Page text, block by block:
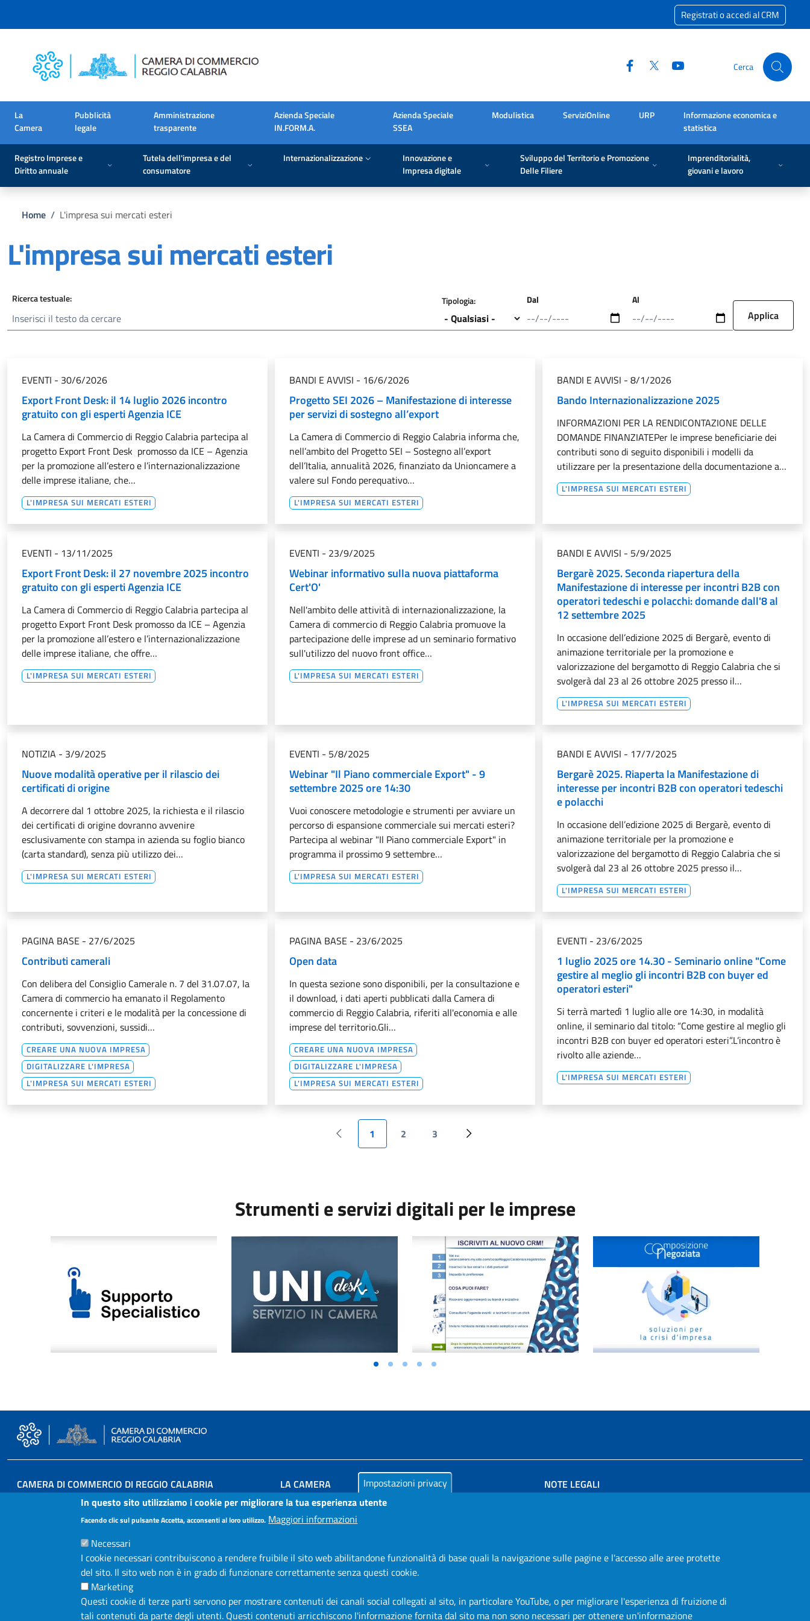
Registrati o accedi al CRM
Cerca
La
Camera
Pubblicità
legale
Amministrazione
trasparente
Azienda Speciale
IN.FORM.A.
Azienda Speciale
SSEA
Modulistica ServiziOnline URP
Informazione economica e
statistica
Registro Imprese e
Diritto annuale
Tutela dell'impresa e del
consumatore
Internazionalizzazione
Innovazione e
Impresa digitale
Sviluppo del Territorio e Promozione
Delle Filiere
Imprenditorialità,
giovani e lavoro
Briciole di pane
Home / L'impresa sui mercati esteri
L'impresa sui mercati esteri
Ricerca testuale: Tipologia:
Dal
Data
Al
Data
EVENTI - 30/6/2026
Export Front Desk: il 14 luglio 2026 incontro
gratuito con gli esperti Agenzia ICE
La Camera di Commercio di Reggio Calabria partecipa al
progetto Export Front Desk promosso da ICE – Agenzia
per la promozione all’estero e l’internazionalizzazione
delle imprese italiane, che…
L'IMPRESA SUI MERCATI ESTERI
BANDI E AVVISI - 16/6/2026
Progetto SEI 2026 – Manifestazione di interesse
per servizi di sostegno all’export
La Camera di Commercio di Reggio Calabria informa che,
nell’ambito del Progetto SEI – Sostegno all’export
dell’Italia, annualità 2026, finanziato da Unioncamere a
valere sul Fondo perequativo…
L'IMPRESA SUI MERCATI ESTERI
BANDI E AVVISI - 8/1/2026
Bando Internazionalizzazione 2025
INFORMAZIONI PER LA RENDICONTAZIONE DELLE
DOMANDE FINANZIATEPer le imprese beneficiarie dei
contributi sono di seguito disponibili i modelli da
utilizzare per la presentazione della documentazione a…
L'IMPRESA SUI MERCATI ESTERI
EVENTI - 13/11/2025
Export Front Desk: il 27 novembre 2025 incontro
gratuito con gli esperti Agenzia ICE
La Camera di Commercio di Reggio Calabria partecipa al
progetto Export Front Desk promosso da ICE – Agenzia
per la promozione all’estero e l’internazionalizzazione
delle imprese italiane, che offre…
L'IMPRESA SUI MERCATI ESTERI
EVENTI - 23/9/2025
Webinar informativo sulla nuova piattaforma
Cert'O'
Nell'ambito delle attività di internazionalizzazione, la
Camera di commercio di Reggio Calabria promuove la
partecipazione delle imprese ad un seminario formativo
sull'utilizzo del nuovo front office…
L'IMPRESA SUI MERCATI ESTERI
BANDI E AVVISI - 5/9/2025
Bergarè 2025. Seconda riapertura della
Manifestazione di interesse per incontri B2B con
operatori tedeschi e polacchi: domande dall'8 al
12 settembre 2025
In occasione dell’edizione 2025 di Bergarè, evento di
animazione territoriale per la promozione e
valorizzazione del bergamotto di Reggio Calabria che si
svolgerà dal 23 al 26 ottobre 2025 presso il…
L'IMPRESA SUI MERCATI ESTERI
NOTIZIA - 3/9/2025
Nuove modalità operative per il rilascio dei
certificati di origine
A decorrere dal 1 ottobre 2025, la richiesta e il rilascio
dei certificati di origine dovranno avvenire
esclusivamente con stampa in azienda su foglio bianco
(carta standard), senza più utilizzo dei…
L'IMPRESA SUI MERCATI ESTERI
EVENTI - 5/8/2025
Webinar "Il Piano commerciale Export" - 9
settembre 2025 ore 14:30
Vuoi conoscere metodologie e strumenti per avviare un
percorso di espansione commerciale sui mercati esteri?
Partecipa al webinar "Il Piano commerciale Export" in
programma il prossimo 9 settembre…
L'IMPRESA SUI MERCATI ESTERI
BANDI E AVVISI - 17/7/2025
Bergarè 2025. Riaperta la Manifestazione di
interesse per incontri B2B con operatori tedeschi
e polacchi
In occasione dell’edizione 2025 di Bergarè, evento di
animazione territoriale per la promozione e
valorizzazione del bergamotto di Reggio Calabria che si
svolgerà dal 23 al 26 ottobre 2025 presso il…
L'IMPRESA SUI MERCATI ESTERI
PAGINA BASE - 27/6/2025
Contributi camerali
Con delibera del Consiglio Camerale n. 7 del 31.07.07, la
Camera di commercio ha emanato il Regolamento
concernente i criteri e le modalità per la concessione di
contributi, sovvenzioni, sussidi…
CREARE UNA NUOVA IMPRESA
DIGITALIZZARE L'IMPRESA
L'IMPRESA SUI MERCATI ESTERI
PAGINA BASE - 23/6/2025
Open data
In questa sezione sono disponibili, per la consultazione e
il download, i dati aperti pubblicati dalla Camera di
commercio di Reggio Calabria, riferiti all'economia e alle
imprese del territorio.Gli…
CREARE UNA NUOVA IMPRESA
DIGITALIZZARE L'IMPRESA
L'IMPRESA SUI MERCATI ESTERI
EVENTI - 23/6/2025
1 luglio 2025 ore 14.30 - Seminario online "Come
gestire al meglio gli incontri B2B con buyer ed
operatori esteri"
Si terrà martedì 1 luglio alle ore 14:30, in modalità
online, il seminario dal titolo: “Come gestire al meglio gli
incontri B2B con buyer ed operatori esteri”.L’incontro è
rivolto alle aziende…
L'IMPRESA SUI MERCATI ESTERI
Pagina precedente
Pagina attuale
1
Pagina
2
Pagina
3
Pagina successiva
Strumenti e servizi digitali per le imprese
CAMERA DI COMMERCIO DI REGGIO CALABRIA
Via T. Campanella, 22 (già 12) - 89125 Reggio Calabria
Tel: 0965 384111
cameradicommercio@rc.legalmail.camcom.it
P.IVA: 00335470803
Fatturazione Elettronica: 5AY0BC
LA CAMERA
PUBBLICITÀ LEGALE
AMMINISTRAZIONE TRASPARENTE
AZIENDA SPECIALE SSEA
MODULISTICA
SERVIZIONLINE
NOTE LEGALI
CREDITS
Impostazioni privacy
In questo sito utilizziamo i cookie per migliorare la tua esperienza utente
Facendo clic sul pulsante Accetta, acconsenti al loro utilizzo. Maggiori informazioni
Necessari
I cookie necessari contribuiscono a rendere fruibile il sito web abilitandone funzionalità di base quali la navigazione sulle pagine e l'accesso alle aree protette
del sito. Il sito web non è in grado di funzionare correttamente senza questi cookie.
Marketing
Questi cookie di terze parti servono per mostrare contenuti dei canali social collegati al sito, in particolare YouTube, o per migliorare l'esperienza di fruizione di
tali contenuti da parte degli utenti. Questi contenuti arricchiscono l'informazione fornita dal sito ma non sono necessari per ottenere un'informazione